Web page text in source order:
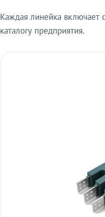
Каждая линейка включает
каталогу предприятия.